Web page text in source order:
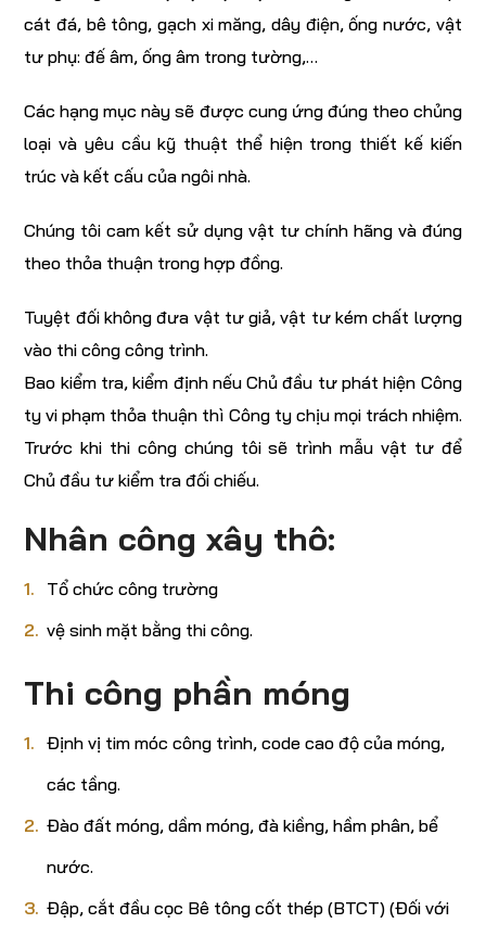
cát đá, bê tông, gạch xi măng, dây điện, ống nước, vật
tư phụ: đế âm, ống âm trong tường,…
Các hạng mục này sẽ được cung ứng đúng theo chủng
loại và yêu cầu kỹ thuật thể hiện trong thiết kế kiến
trúc và kết cấu của ngôi nhà.
Chúng tôi cam kết sử dụng vật tư chính hãng và đúng
theo thỏa thuận trong hợp đồng.
Tuyệt đối không đưa vật tư giả, vật tư kém chất lượng
vào thi công công trình.
Bao kiểm tra, kiểm định nếu Chủ đầu tư phát hiện Công
ty vi phạm thỏa thuận thì Công ty chịu mọi trách nhiệm.
Trước khi thi công chúng tôi sẽ trình mẫu vật tư để
Chủ đầu tư kiểm tra đối chiếu.
Nhân công xây thô:
Tổ chức công trường
vệ sinh mặt bằng thi công.
Thi công phần móng
Định vị tim móc công trình, code cao độ của móng,
các tầng.
Đào đất móng, dầm móng, đà kiềng, hầm phân, bể
nước.
Đập, cắt đầu cọc Bê tông cốt thép (BTCT) (Đối với